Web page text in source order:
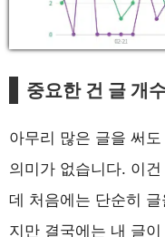
중요한 건 글 개
아무리 많은 글을 써
의미가 없습니다. 이
데 처음에는 단순히
지만 결국에는 내 글